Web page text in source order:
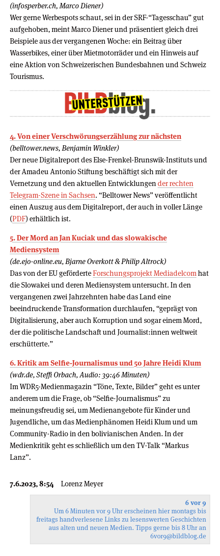
(infosperber.ch, Marco Diener)
Wer gerne Werbespots schaut, sei in der SRF-“Tagesschau” gut
aufgehoben, meint Marco Diener und präsentiert gleich drei
Beispiele aus der vergangenen Woche: ein Beitrag über
Wasserbikes, einer über Mietmotorräder und ein Hinweis auf
eine Aktion von Schweizerischen Bundesbahnen und Schweiz
Tourismus.
4. Von einer Verschwörungserzählung zur nächsten
(belltower.news, Benjamin Winkler)
Der neue Digitalreport des Else-Frenkel-Brunswik-Instituts und
der Amadeu Antonio Stiftung beschäftigt sich mit der
Vernetzung und den aktuellen Entwicklungen der rechten
Telegram-Szene in Sachsen. “Belltower News” veröffentlicht
einen Auszug aus dem Digitalreport, der auch in voller Länge
(PDF) erhältlich ist.
5. Der Mord an Jan Kuciak und das slowakische
Mediensystem
(de.ejo-online.eu, Bjarne Overkott & Philip Altrock)
Das von der EU geförderteForschungsprojekt Mediadelcomhat
die Slowakei und deren Mediensystem untersucht. In den
vergangenen zwei Jahrzehnten habe das Land eine
beeindruckende Transformation durchlaufen, “geprägt von
Digitalisierung, aber auch Korruption und sogar einem Mord,
der die politische Landschaft und Journalist:innen weltweit
erschütterte.”
6. Kritik am Selfie-Journalismus und 50 Jahre Heidi Klum
(wdr.de, Steffi Orbach, Audio: 39:46 Minuten)
Im WDR5-Medienmagazin “Töne, Texte, Bilder” geht es unter
anderem um die Frage, ob “Selfie-Journalismus” zu
meinungsfreudig sei, um Medienangebote für Kinder und
Jugendliche, um das Medienphänomen Heidi Klum und um
Community-Radio in den bolivianischen Anden. In der
Medienkritik geht es schließlich um den TV-Talk “Markus
Lanz”.
7.6.2023, 8:54 Lorenz Meyer
6 vor 9
Um 6 Minuten vor 9 Uhr erscheinen hier montags bis
freitags handverlesene Links zu lesenswerten Geschichten
aus alten und neuen Medien. Tipps gerne bis 8 Uhr an
6vor9@bildblog.de